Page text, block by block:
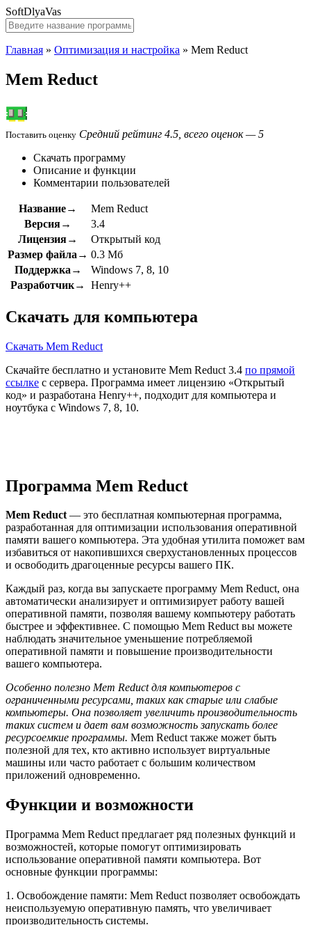
SoftDlyaVas
Главная » Оптимизация и настройка » Mem Reduct
Mem Reduct
Поставить оценку Средний рейтинг 4.5, всего оценок — 5
Скачать программу
Описание и функции
Комментарии пользователей
Название→
Mem Reduct
Версия→
3.4
Лицензия→
Открытый код
Размер файла→ 0.3 Мб
Поддержка→
Windows 7, 8, 10
Разработчик→
Henry++
Скачать для компьютера
Скачать Mem Reduct
Скачайте бесплатно и установите Mem Reduct 3.4 по прямой
ссылке с сервера. Программа имеет лицензию «Открытый
код» и разработана Henry++, подходит для компьютера и
ноутбука с Windows 7, 8, 10.
Программа Mem Reduct
Mem Reduct— это бесплатная компьютерная программа,
разработанная для оптимизации использования оперативной
памяти вашего компьютера. Эта удобная утилита поможет вам
избавиться от накопившихся сверхустановленных процессов
и освободить драгоценные ресурсы вашего ПК.
Каждый раз, когда вы запускаете программу Mem Reduct, она
автоматически анализирует и оптимизирует работу вашей
оперативной памяти, позволяя вашему компьютеру работать
быстрее и эффективнее. С помощью Mem Reduct вы можете
наблюдать значительное уменьшение потребляемой
оперативной памяти и повышение производительности
вашего компьютера.
Особенно полезно Mem Reduct для компьютеров с
ограниченными ресурсами, таких как старые или слабые
компьютеры. Она позволяет увеличить производительность
таких систем и дает вам возможность запускать более
ресурсоемкие программы. Mem Reduct также может быть
полезной для тех, кто активно использует виртуальные
машины или часто работает с большим количеством
приложений одновременно.
Функции и возможности
Программа Mem Reduct предлагает ряд полезных функций и
возможностей, которые помогут оптимизировать
использование оперативной памяти компьютера. Вот
основные функции программы:
1. Освобождение памяти: Mem Reduct позволяет освобождать
неиспользуемую оперативную память, что увеличивает
производительность системы.